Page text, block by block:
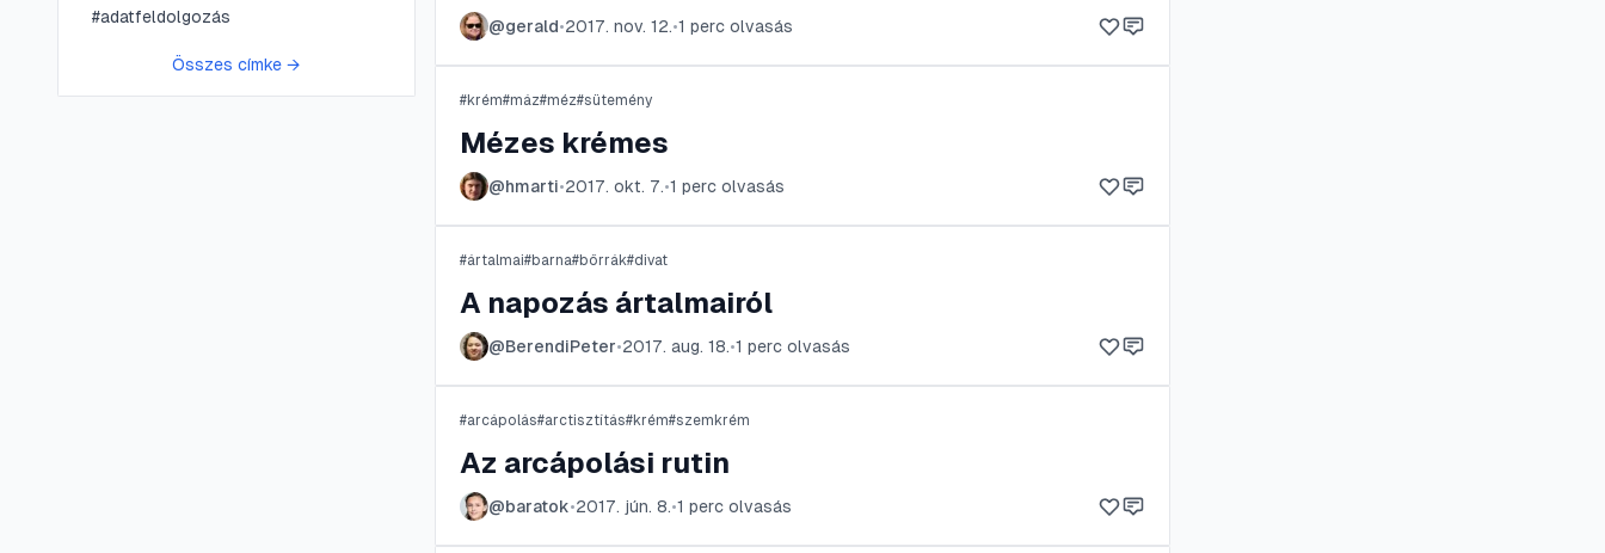
#adatfeldolgozás
Összes címke →
@gerald•2017. nov. 12.•1 perc olvasás
#krém#máz#méz#sütemény
Mézes krémes
@hmarti•2017. okt. 7.•1 perc olvasás
#ártalmai#barna#bőrrák#divat
A napozás ártalmairól
@BerendiPeter•2017. aug. 18.•1 perc olvasás
#arcápolás#arctisztítás#krém#szemkrém
Az arcápolási rutin
@baratok•2017. jún. 8.•1 perc olvasás